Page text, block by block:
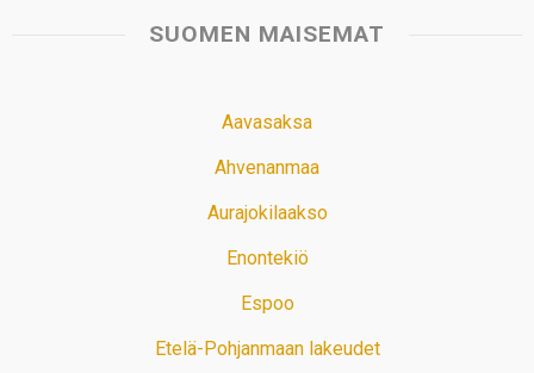
SUOMEN MAISEMAT
Aavasaksa
Ahvenanmaa
Aurajokilaakso
Enontekiö
Espoo
Etelä-Pohjanmaan lakeudet